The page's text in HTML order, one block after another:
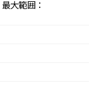
大範囲：